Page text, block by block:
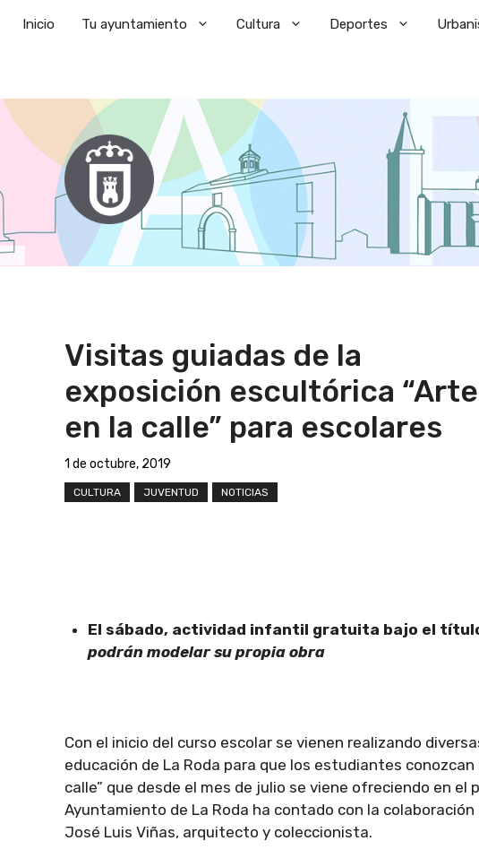
Inicio Tu ayuntamiento Cultura Deportes
Visitas guiadas de la
exposición escultórica “Arte
en la calle” para escolares
1 de octubre, 2019
CULTURA JUVENTUD NOTICIAS
El sábado, actividad infantil gratuita bajo el
podrán modelar su propia obra
Con el inicio del curso escolar se vienen realizando
educación de La Roda para que los estudiantes
calle” que desde el mes de julio se viene ofreciendo en
Ayuntamiento de La Roda ha contado con la
José Luis Viñas, arquitecto y coleccionista.